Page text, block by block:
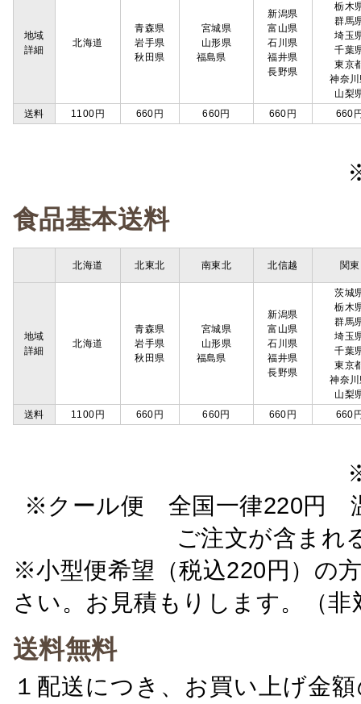
地域
詳細
北海道
青森県
岩手県
秋田県
宮城県
山形県
福島県
新潟県
富山県
石川県
福井県
長野県
栃木
群馬
埼玉
千葉
東京
神奈
山梨
送料
1100円 660円 660円 660円 660
食品基本送料
北海道 北東北 南東北 北信越 関東
地域
詳細
北海道
青森県
岩手県
秋田県
宮城県
山形県
福島県
新潟県
富山県
石川県
福井県
長野県
茨城
栃木
群馬
埼玉
千葉
東京
神奈
山梨
送料
1100円 660円 660円 660円 660
※クール便 全国一律220円
ご注文が含ま
※小型便希望（税込220円）の
さい。お見積もりします。（非
送料無料
１配送につき、お買い上げ金